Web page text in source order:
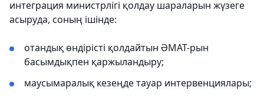
интеграция министрлігі қолдау шараларын жүзеге
асыруда, соның ішінде:
отандық өндірісті қолдайтын ӘМАТ-рын
басымдықпен қаржыландыру;
маусымаралық кезеңде тауар интервенциялары;